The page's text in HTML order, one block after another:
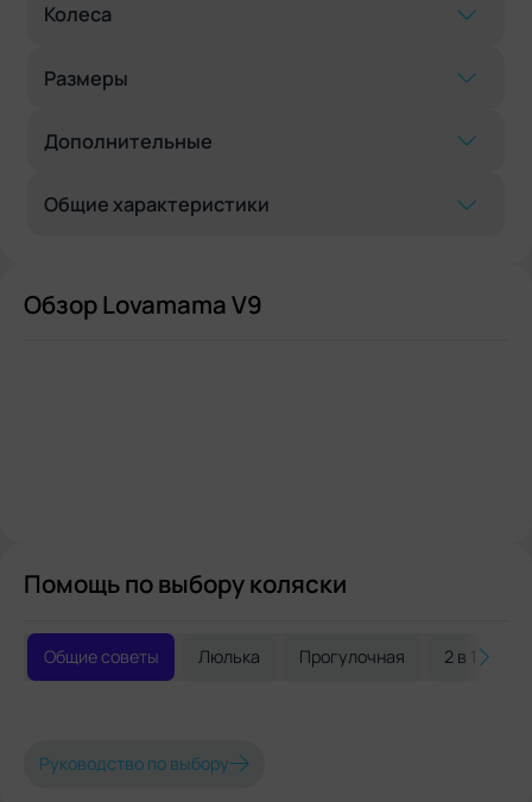
Колеса
Размеры
Дополнительные
Общие характеристики
Обзор Lovamama V9
Помощь по выбору коляски
Общие советы Люлька Прогулочная 2 в 1
Руководство по выбору